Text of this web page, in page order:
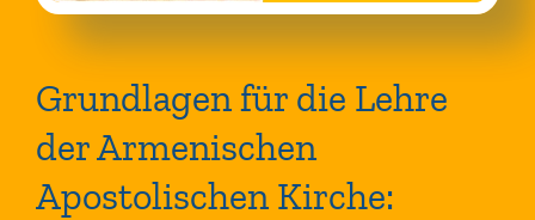
Grundlagen für die Lehre
der Armenischen
Apostolischen Kirche: